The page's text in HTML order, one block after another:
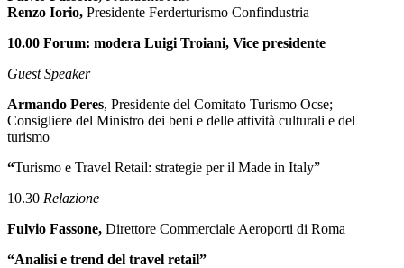
Renzo Iorio, Presidente Ferderturismo Confindustria
10.00 Forum: modera Luigi Troiani, Vice presidente
Guest Speaker
Armando Peres, Presidente del Comitato Turismo Ocse;
Consigliere del Ministro dei beni e delle attività culturali e del
turismo
“Turismo e Travel Retail: strategie per il Made in Italy”
10.30 Relazione
Fulvio Fassone, Direttore Commerciale Aeroporti di Roma
“Analisi e trend del travel retail”